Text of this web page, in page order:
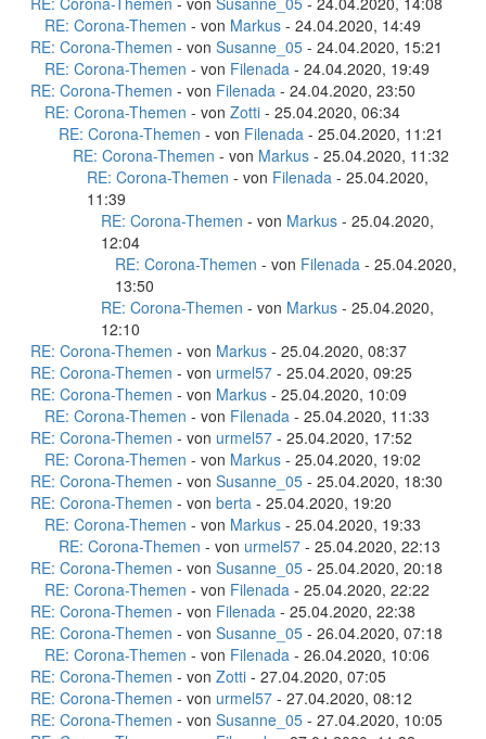
RE: Corona-Themen - von Markus - 24.04.2020, 14:49
RE: Corona-Themen - von Susanne_05 - 24.04.2020, 15:21
RE: Corona-Themen - von Filenada - 24.04.2020, 19:49
RE: Corona-Themen - von Filenada - 24.04.2020, 23:50
RE: Corona-Themen - von Zotti - 25.04.2020, 06:34
RE: Corona-Themen - von Filenada - 25.04.2020, 11:21
RE: Corona-Themen - von Markus - 25.04.2020, 11:32
RE: Corona-Themen - von Filenada - 25.04.2020,
11:39
RE: Corona-Themen - von Markus - 25.04.2020,
12:04
RE: Corona-Themen - von Filenada - 25.04.2020,
13:50
RE: Corona-Themen - von Markus - 25.04.2020,
12:10
RE: Corona-Themen - von Markus - 25.04.2020, 08:37
RE: Corona-Themen - von urmel57 - 25.04.2020, 09:25
RE: Corona-Themen - von Markus - 25.04.2020, 10:09
RE: Corona-Themen - von Filenada - 25.04.2020, 11:33
RE: Corona-Themen - von urmel57 - 25.04.2020, 17:52
RE: Corona-Themen - von Markus - 25.04.2020, 19:02
RE: Corona-Themen - von Susanne_05 - 25.04.2020, 18:30
RE: Corona-Themen - von berta - 25.04.2020, 19:20
RE: Corona-Themen - von Markus - 25.04.2020, 19:33
RE: Corona-Themen - von urmel57 - 25.04.2020, 22:13
RE: Corona-Themen - von Susanne_05 - 25.04.2020, 20:18
RE: Corona-Themen - von Filenada - 25.04.2020, 22:22
RE: Corona-Themen - von Filenada - 25.04.2020, 22:38
RE: Corona-Themen - von Susanne_05 - 26.04.2020, 07:18
RE: Corona-Themen - von Filenada - 26.04.2020, 10:06
RE: Corona-Themen - von Zotti - 27.04.2020, 07:05
RE: Corona-Themen - von urmel57 - 27.04.2020, 08:12
RE: Corona-Themen - von Susanne_05 - 27.04.2020, 10:05